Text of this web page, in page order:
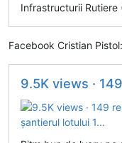
Infrastructurii Rutiere
Facebook Cristian Pistol:
9.5K views · 149